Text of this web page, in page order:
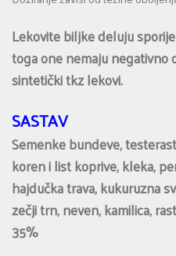
Lekovite biljke deluju
toga one nemaju negativno
sintetički tkz lekovi.
SASTAV
Semenke bundeve,
koren i list koprive, kleka,
hajdučka trava, kukuruzna
zečji trn, neven, kamilica,
35%